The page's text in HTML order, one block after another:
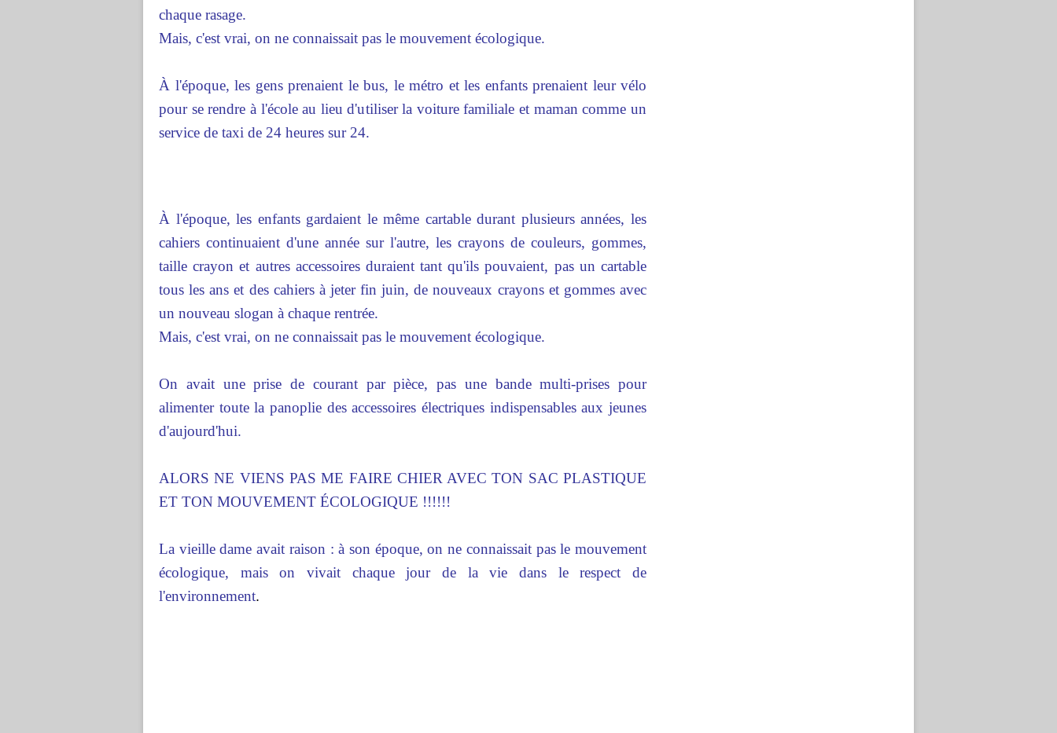
chaque rasage.
Mais, c'est vrai, on ne connaissait pas le mouvement écologique.
À l'époque, les gens prenaient le bus, le métro et les enfants prenaient leur vélo
pour se rendre à l'école au lieu d'utiliser la voiture familiale et maman comme un
service de taxi de 24 heures sur 24.
À l'époque, les enfants gardaient le même cartable durant plusieurs années, les
cahiers continuaient d'une année sur l'autre, les crayons de couleurs, gommes,
taille crayon et autres accessoires duraient tant qu'ils pouvaient, pas un cartable
tous les ans et des cahiers à jeter fin juin, de nouveaux crayons et gommes avec
un nouveau slogan à chaque rentrée.
Mais, c'est vrai, on ne connaissait pas le mouvement écologique.
On avait une prise de courant par pièce, pas une bande multi-prises pour
alimenter toute la panoplie des accessoires électriques indispensables aux jeunes
d'aujourd'hui.
ALORS NE VIENS PAS ME FAIRE CHIER AVEC TON SAC PLASTIQUE
ET TON MOUVEMENT ÉCOLOGIQUE !!!!!!
La vieille dame avait raison : à son époque, on ne connaissait pas le mouvement
écologique, mais on vivait chaque jour de la vie dans le respect de
l'environnement.